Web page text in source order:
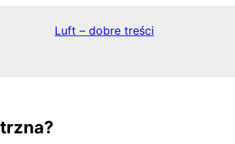
Luft – dobre treści